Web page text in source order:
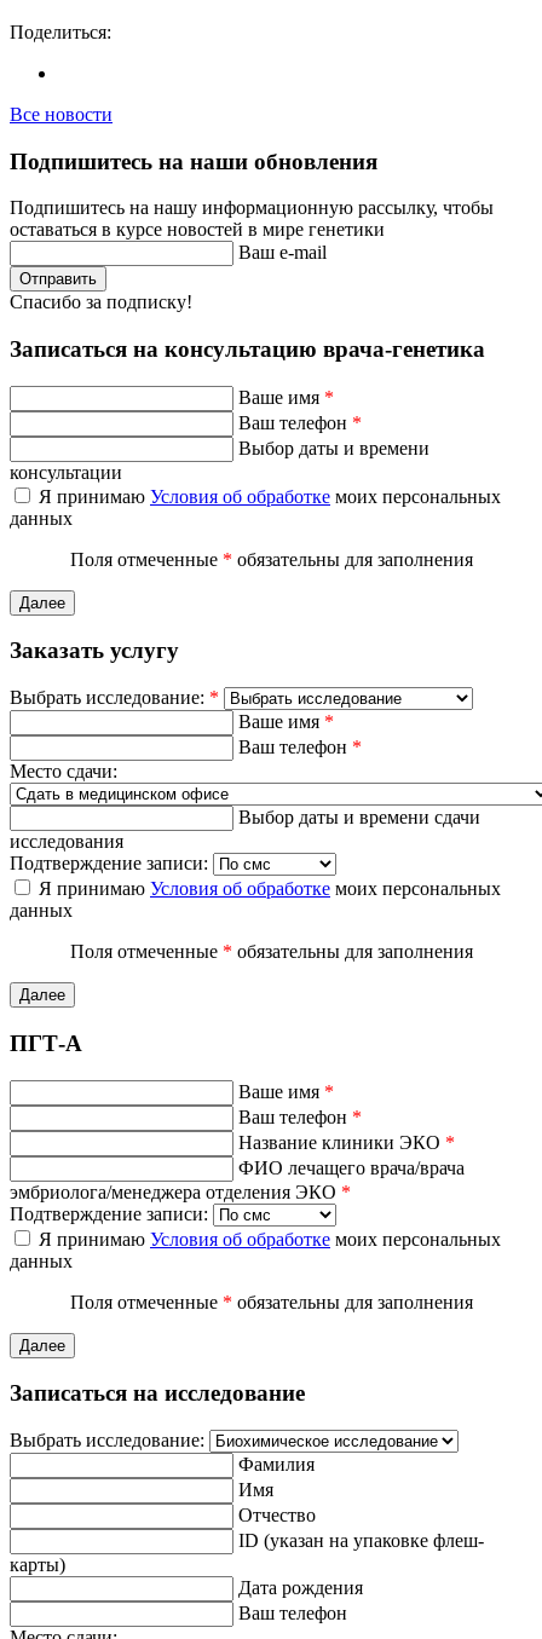
Поделиться:
Все новости
Подпишитесь на наши обновления
Подпишитесь на нашу информационную рассылку, чтобы
оставаться в курсе новостей в мире генетики
Ваш e-mail
Отправить
Спасибо за подписку!
Записаться на консультацию врача-генетика
Ваше имя *
Ваш телефон *
Выбор даты и времени
консультации
Я принимаю Условия об обработке моих персональных
данных
Поля отмеченные * обязательны для заполнения
Далее
Заказать услугу
Выбрать исследование: *
Ваше имя *
Ваш телефон *
Место сдачи:
Выбор даты и времени сдачи
исследования
Подтверждение записи:
Я принимаю Условия об обработке моих персональных
данных
Поля отмеченные * обязательны для заполнения
Далее
ПГТ-А
Ваше имя *
Ваш телефон *
Название клиники ЭКО *
ФИО лечащего врача/врача
эмбриолога/менеджера отделения ЭКО *
Подтверждение записи:
Я принимаю Условия об обработке моих персональных
данных
Поля отмеченные * обязательны для заполнения
Далее
Записаться на исследование
Выбрать исследование:
Фамилия
Имя
Отчество
ID (указан на упаковке флеш-
карты)
Дата рождения
Ваш телефон